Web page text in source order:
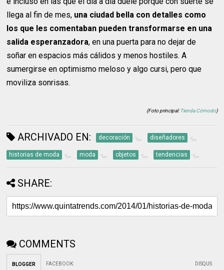
llega al fin de mes, una ciudad bella con detalles como
los que les comentaban pueden transformarse en una
salida esperanzadora, en una puerta para no dejar de
soñar en espacios más cálidos y menos hostiles. A
sumergirse en optimismo meloso y algo cursi, pero que
moviliza sonrisas.
(Foto principal: Tienda Cómodo)
ARCHIVADO EN: decoración diseñadores
historias de moda moda objetos tendencias
SHARE:
COMMENTS
BLOGGER FACEBOOK: DISQUS